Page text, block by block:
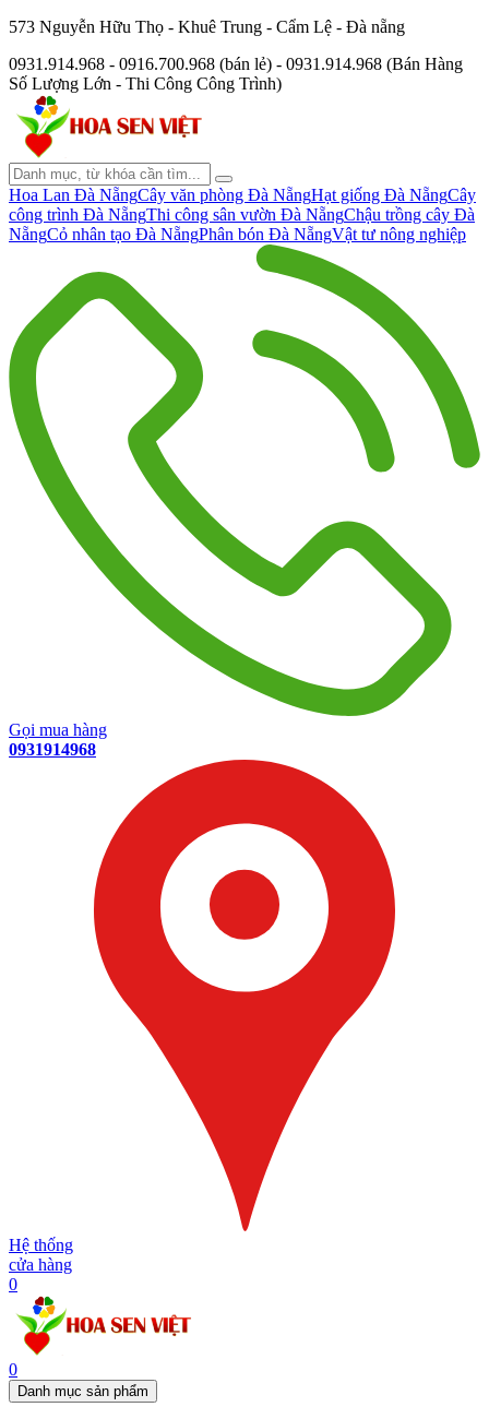
573 Nguyễn Hữu Thọ - Khuê Trung - Cẩm Lệ - Đà nẵng
0931.914.968 - 0916.700.968 (bán lẻ) - 0931.914.968 (Bán Hàng
Số Lượng Lớn - Thi Công Công Trình)
Hoa Lan Đà NẵngCây văn phòng Đà NẵngHạt giống Đà NẵngCây
công trình Đà NẵngThi công sân vườn Đà NẵngChậu trồng cây Đà
NẵngCỏ nhân tạo Đà NẵngPhân bón Đà NẵngVật tư nông nghiệp
Gọi mua hàng
0931914968
Hệ thống
cửa hàng
0
0
Danh mục sản phẩm